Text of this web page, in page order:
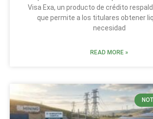
Visa Exa, un producto de crédito
que permite a los titulares obtener
necesidad
READ MORE »